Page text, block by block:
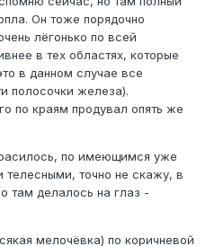
Он тоже порядочно
лёгонько по всей
в тех областях, которые
в данном случае все
полосочки железа).
по краям продувал опять же
по имеющимся уже
точно не скажу, в
там делалось на глаз -
мелочёвка) по коричневой